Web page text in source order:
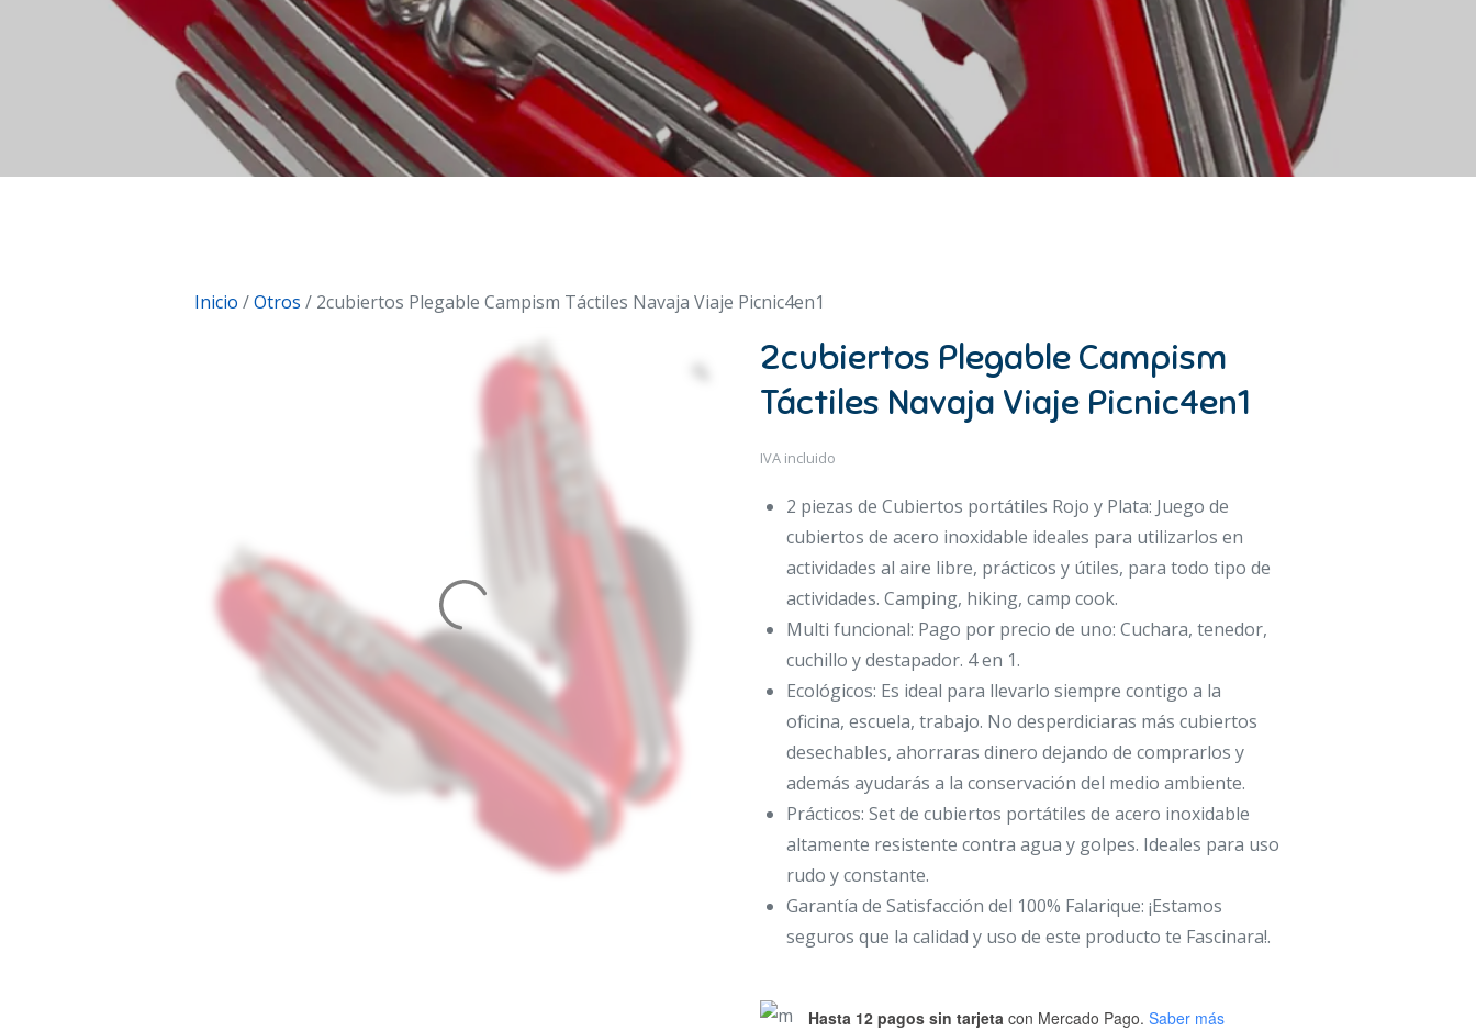
Inicio /Otros / 2cubiertos Plegable Campism Táctiles Navaja Viaje Picnic4en1
2cubiertos Plegable Campism
Táctiles Navaja Viaje Picnic4en1
IVA incluido
2 piezas de Cubiertos portátiles Rojo y Plata: Juego de
cubiertos de acero inoxidable ideales para utilizarlos en
actividades al aire libre, prácticos y útiles, para todo tipo de
actividades. Camping, hiking, camp cook.
Multi funcional: Pago por precio de uno: Cuchara, tenedor,
cuchillo y destapador. 4 en 1.
Ecológicos: Es ideal para llevarlo siempre contigo a la
oficina, escuela, trabajo. No desperdiciaras más cubiertos
desechables, ahorraras dinero dejando de comprarlos y
además ayudarás a la conservación del medio ambiente.
Prácticos: Set de cubiertos portátiles de acero inoxidable
altamente resistente contra agua y golpes. Ideales para uso
rudo y constante.
Garantía de Satisfacción del 100% Falarique: ¡Estamos
seguros que la calidad y uso de este producto te Fascinara!.
Hasta 12 pagos sin tarjeta con Mercado Pago. Saber más